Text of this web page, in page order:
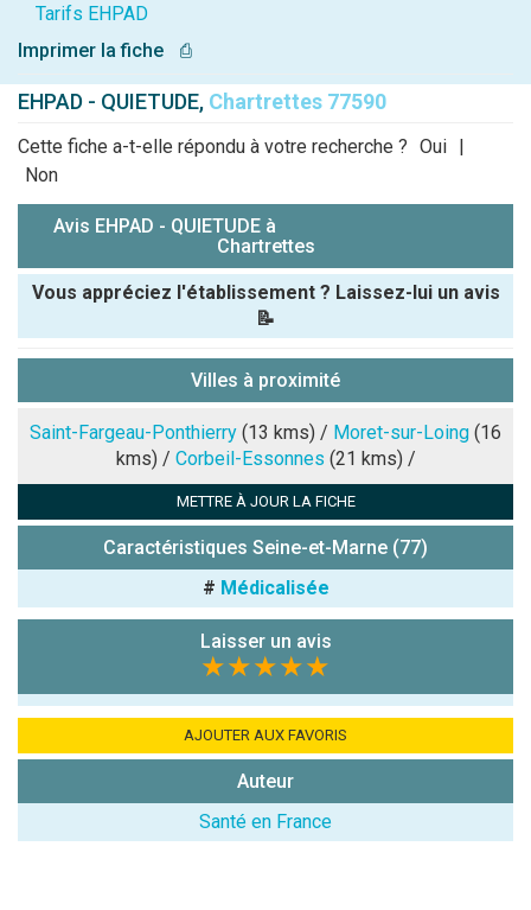
Tarifs EHPAD
Imprimer la fiche
⎙
EHPAD - QUIETUDE, Chartrettes 77590
Cette fiche a-t-elle répondu à votre recherche ? Oui |
Non
Avis EHPAD - QUIETUDE à
Chartrettes
Vous appréciez l'établissement ? Laissez-lui un avis
📝
Note que vous souhaitez attribuer :
Antispam -
chiffres) :
Avis sur
(En cliquant sur 'Valider', j'accepte que mon avis
Villes à proximité
Saint-Fargeau-Ponthierry (13 kms) / Moret-sur-Loing (16
kms) / Corbeil-Essonnes (21 kms) /
METTRE À JOUR LA FICHE
Caractéristiques Seine-et-Marne (77)
# Médicalisée
Laisser un avis
★★★★★
AJOUTER AUX FAVORIS
Auteur
Santé en France